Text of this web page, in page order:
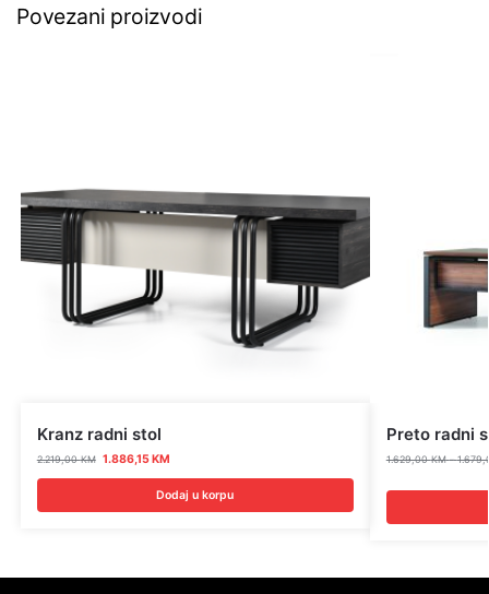
Povezani proizvodi
Kranz radni stol
2.219,00KM 1.886,15KM
Dodaj u korpu
Preto radni
1.629,00KM –